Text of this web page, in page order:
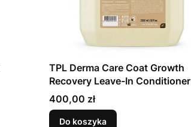
TPL Derma Care Coat Growth
Recovery Leave-In Conditioner
spray 2000 ml
Cena
400,00 zł
Do koszyka